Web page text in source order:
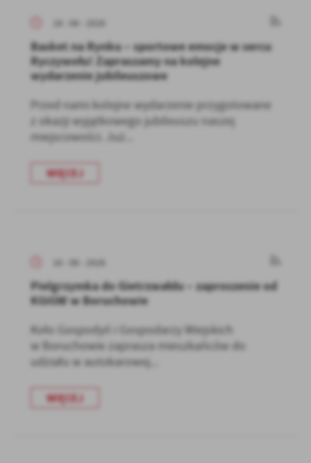
18 - 06 - 2026
Basket na Rynku – sportowe emocje w sercu
Ryczywołu! Zapraszamy na kolejne
wydarzenie jubileuszowe
Przed nami kolejne wydarzenie przygotowane
z okazji wyjątkowego jubileuszu naszej
miejscowości. Już...
WIĘCEJ
16 - 06 - 2026
Pielgrzymka do Gietrzwałdu – zaproszenie od
KGiGW w Boruchowie
Koło Gospodyń i Gospodarzy Wiejskich
w Boruchowie zaprasza mieszkańców do
udziału w autokarowej...
WIĘCEJ